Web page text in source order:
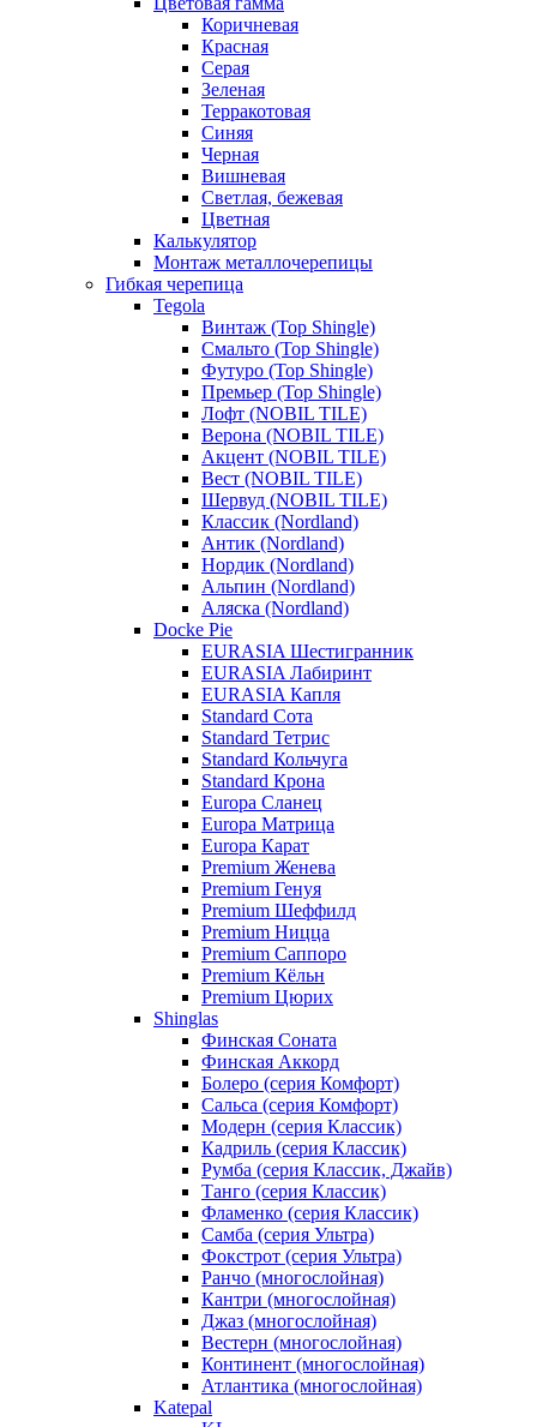
Коричневая
Красная
Серая
Зеленая
Терракотовая
Синяя
Черная
Вишневая
Светлая, бежевая
Цветная
Калькулятор
Монтаж металлочерепицы
Гибкая черепица
Tegola
Винтаж (Top Shingle)
Смальто (Top Shingle)
Футуро (Top Shingle)
Премьер (Top Shingle)
Лофт (NOBIL TILE)
Верона (NOBIL TILE)
Акцент (NOBIL TILE)
Вест (NOBIL TILE)
Шервуд (NOBIL TILE)
Классик (Nordland)
Антик (Nordland)
Нордик (Nordland)
Альпин (Nordland)
Аляска (Nordland)
Docke Pie
EURASIA Шестигранник
EURASIA Лабиринт
EURASIA Капля
Standard Сота
Standard Тетрис
Standard Кольчуга
Standard Крона
Europa Сланец
Europa Матрица
Europa Карат
Premium Женева
Premium Генуя
Premium Шеффилд
Premium Ницца
Premium Саппоро
Premium Кёльн
Premium Цюрих
Shinglas
Финская Соната
Финская Аккорд
Болеро (серия Комфорт)
Сальса (серия Комфорт)
Модерн (серия Классик)
Кадриль (серия Классик)
Румба (серия Классик, Джайв)
Танго (серия Классик)
Фламенко (серия Классик)
Самба (серия Ультра)
Фокстрот (серия Ультра)
Ранчо (многослойная)
Кантри (многослойная)
Джаз (многослойная)
Вестерн (многослойная)
Континент (многослойная)
Атлантика (многослойная)
Katepal